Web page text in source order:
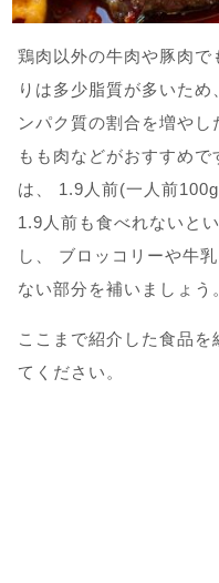
鶏肉以外の牛肉や豚肉で
りは多少脂質が多いた
ンパク質の割合を増やし
もも肉などがおすすめ
は、 1.9人前(一人前
1.9人前も食べれないと
し、 ブロッコリーや牛
ない部分を補いましょう
ここまで紹介した食品
てください。